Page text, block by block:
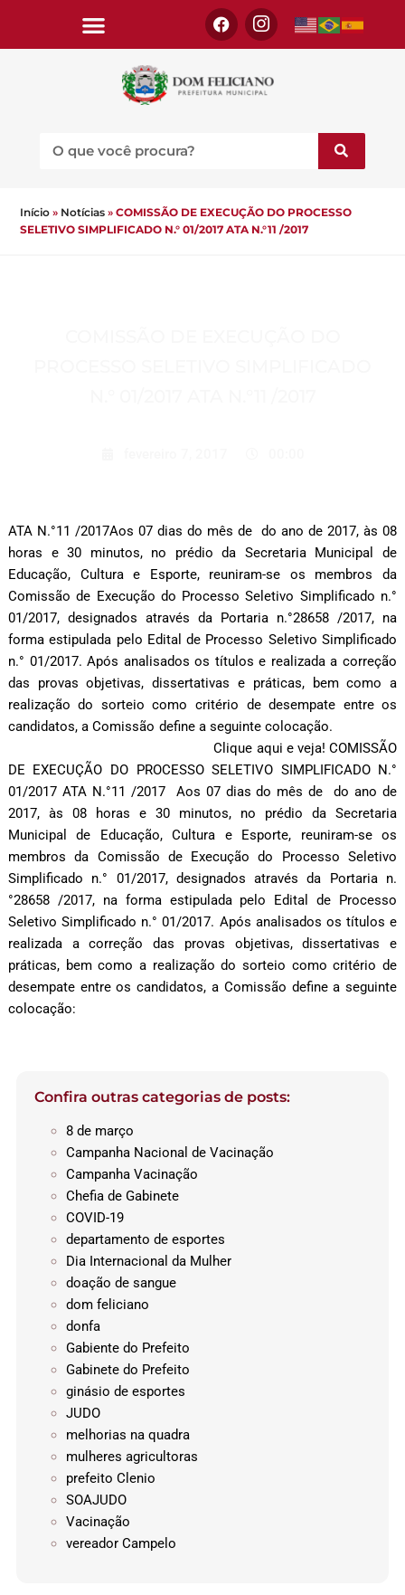
Início » Notícias »COMISSÃO DE EXECUÇÃO DO PROCESSO
SELETIVO SIMPLIFICADO N.° 01/2017 ATA N.°11 /2017
ATA N.°11 /2017Aos 07 dias do mês de do ano de 2017, às 08
horas e 30 minutos, no prédio da Secretaria Municipal de
Educação, Cultura e Esporte, reuniram-se os membros da
Comissão de Execução do Processo Seletivo Simplificado n.°
01/2017, designados através da Portaria n.°28658 /2017, na
forma estipulada pelo Edital de Processo Seletivo Simplificado
n.° 01/2017. Após analisados os títulos e realizada a correção
das provas objetivas, dissertativas e práticas, bem como a
realização do sorteio como critério de desempate entre os
candidatos, a Comissão define a seguinte colocação.
Clique aqui e veja! COMISSÃO
DE EXECUÇÃO DO PROCESSO SELETIVO SIMPLIFICADO N.°
01/2017 ATA N.°11 /2017 Aos 07 dias do mês de do ano de
2017, às 08 horas e 30 minutos, no prédio da Secretaria
Municipal de Educação, Cultura e Esporte, reuniram-se os
membros da Comissão de Execução do Processo Seletivo
Simplificado n.° 01/2017, designados através da Portaria n.
°28658 /2017, na forma estipulada pelo Edital de Processo
Seletivo Simplificado n.° 01/2017. Após analisados os títulos e
realizada a correção das provas objetivas, dissertativas e
práticas, bem como a realização do sorteio como critério de
desempate entre os candidatos, a Comissão define a seguinte
colocação:
Confira outras categorias de posts:
8 de março
Campanha Nacional de Vacinação
Campanha Vacinação
Chefia de Gabinete
COVID-19
departamento de esportes
Dia Internacional da Mulher
doação de sangue
dom feliciano
donfa
Gabiente do Prefeito
Gabinete do Prefeito
ginásio de esportes
JUDO
melhorias na quadra
mulheres agricultoras
prefeito Clenio
SOAJUDO
Vacinação
vereador Campelo